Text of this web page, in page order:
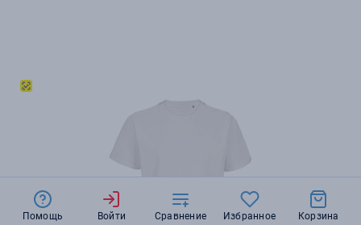
Помощь Войти Сравнение Избранное Корзина